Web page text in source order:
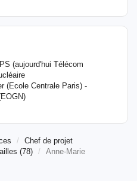
(aujourd'hui Télécom
(Ecole Centrale Paris) -
Chef de projet
(78)
Anne-Marie